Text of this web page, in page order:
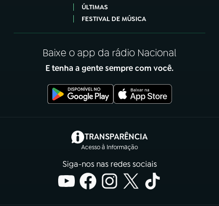
ÚLTIMAS
FESTIVAL DE MÚSICA
Baixe o app da rádio Nacional
E tenha a gente sempre com você.
TRANSPARÊNCIA
Acesso à Informação
(abre em nova aba)
Siga-nos nas redes sociais